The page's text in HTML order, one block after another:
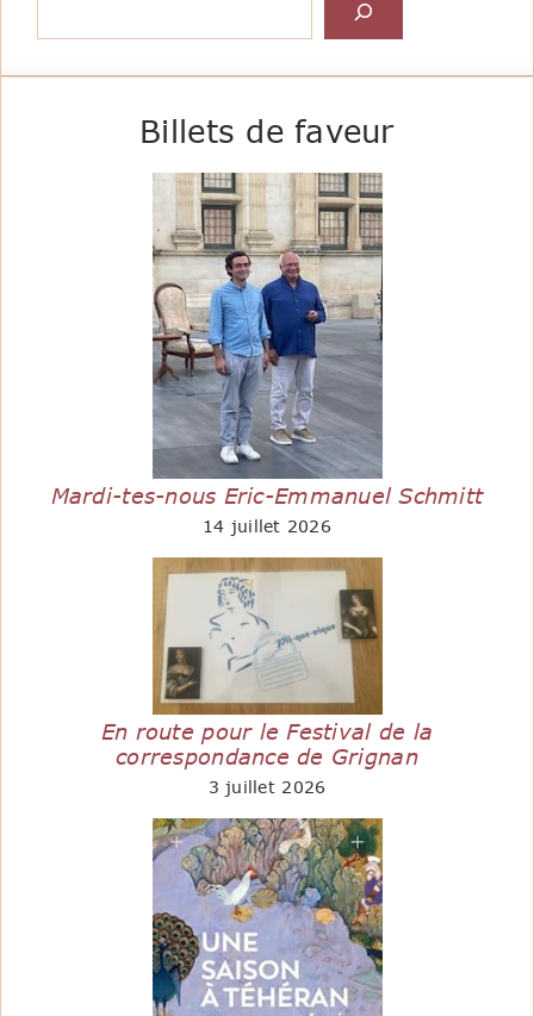
Billets de faveur
Mardi-tes-nous Eric-Emmanuel Schmitt
14 juillet 2026
En route pour le Festival de la
correspondance de Grignan
3 juillet 2026